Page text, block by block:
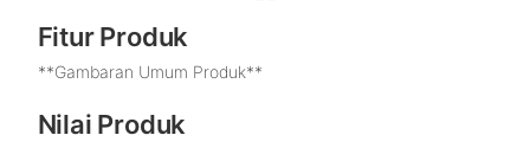
Fitur Produk
**Gambaran Umum Produk**
Nilai Produk